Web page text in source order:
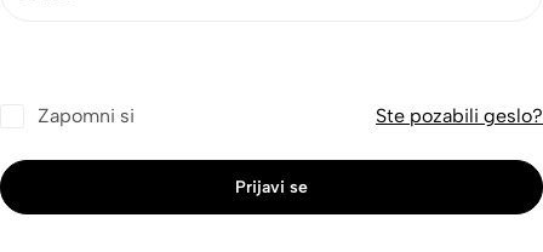
Zapomni si Ste pozabili geslo?
Prijavi se